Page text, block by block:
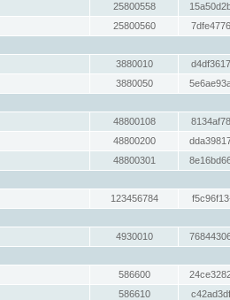
25800558
25800560
3880010
3880050
48800108
48800200
48800301
123456784
4930010
586600
586610